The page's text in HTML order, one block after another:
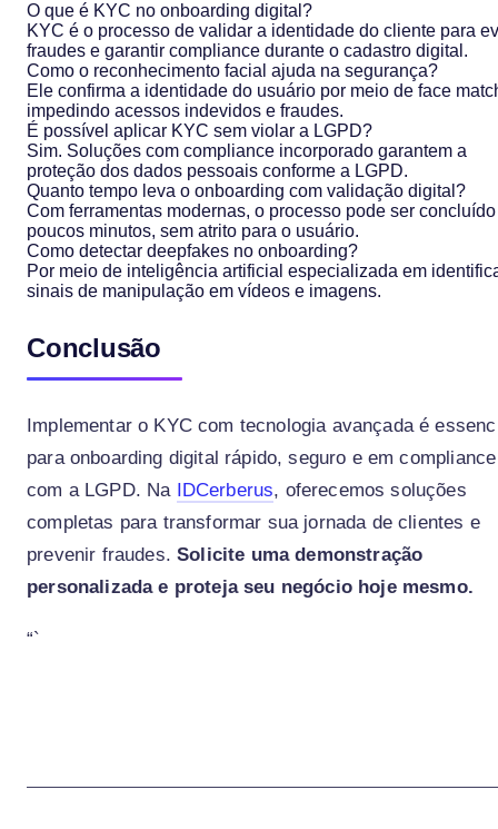
O que é KYC no onboarding digital?
KYC é o processo de validar a identidade do cliente para
fraudes e garantir compliance durante o cadastro digital.
Como o reconhecimento facial ajuda na segurança?
Ele confirma a identidade do usuário por meio de face
impedindo acessos indevidos e fraudes.
É possível aplicar KYC sem violar a LGPD?
Sim. Soluções com compliance incorporado garantem a
proteção dos dados pessoais conforme a LGPD.
Quanto tempo leva o onboarding com validação digital?
Com ferramentas modernas, o processo pode ser
poucos minutos, sem atrito para o usuário.
Como detectar deepfakes no onboarding?
Por meio de inteligência artificial especializada em
sinais de manipulação em vídeos e imagens.
Conclusão
Implementar o KYC com tecnologia avançada é
para onboarding digital rápido, seguro e em compliance
com a LGPD. Na IDCerberus, oferecemos soluções
completas para transformar sua jornada de clientes e
prevenir fraudes.Solicite uma demonstração
personalizada e proteja seu negócio hoje mesmo.
“`